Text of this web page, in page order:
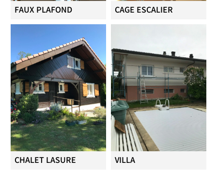
FAUX PLAFOND CAGE ESCALIER
CHALET LASURE VILLA